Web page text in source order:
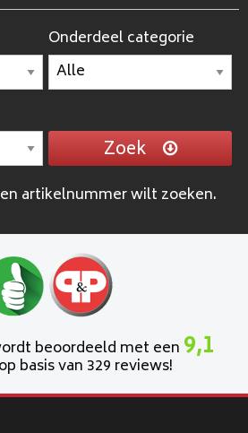
Onderdeel categorie
Zoek
artikelnummer wilt zoeken.
beoordeeld met een 9,1
basis van 329 reviews!